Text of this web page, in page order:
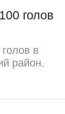
голов
в
район.